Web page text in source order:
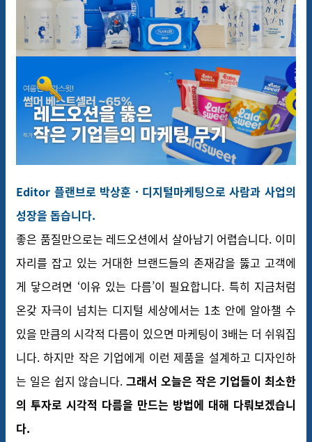
Editor 플랜브로 박상훈 · 디지털마케팅으로 사람과 사업의
성장을 돕습니다.
좋은 품질만으로는 레드오션에서 살아남기 어렵습니다. 이미
자리를 잡고 있는 거대한 브랜드들의 존재감을 뚫고 고객에
게 닿으려면 ‘이유 있는 다름’이 필요합니다. 특히 지금처럼
온갖 자극이 넘치는 디지털 세상에서는 1초 안에 알아챌 수
있을 만큼의 시각적 다름이 있으면 마케팅이 3배는 더 쉬워집
니다. 하지만 작은 기업에게 이런 제품을 설계하고 디자인하
는 일은 쉽지 않습니다. 그래서 오늘은 작은 기업들이 최소한
의 투자로 시각적 다름을 만드는 방법에 대해 다뤄보겠습니
다.